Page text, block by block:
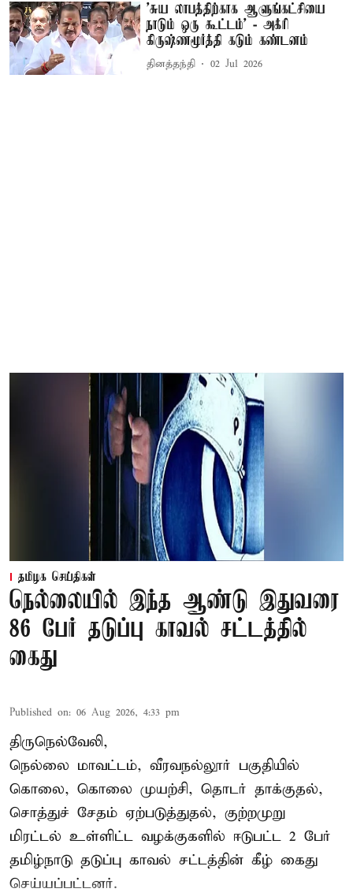
’சுய லாபத்திற்காக ஆளுங்கட்சியை
நாடும் ஒரு கூட்டம்’ - அக்ரி
கிருஷ்ணமூர்த்தி கடும் கண்டனம்
தினத்தந்தி 02 Jul 2026
தமிழக செய்திகள்
நெல்லையில் இந்த ஆண்டு இதுவரை
86 பேர் தடுப்பு காவல் சட்டத்தில்
கைது
Published on: 06 Aug 2026, 4:33 pm
திருநெல்வேலி,
நெல்லை மாவட்டம், வீரவநல்லூர் பகுதியில்
கொலை, கொலை முயற்சி, தொடர் தாக்குதல்,
சொத்துச் சேதம் ஏற்படுத்துதல், குற்றமுறு
மிரட்டல் உள்ளிட்ட வழக்குகளில் ஈடுபட்ட 2 பேர்
தமிழ்நாடு தடுப்பு காவல் சட்டத்தின் கீழ் கைது
செய்யப்பட்டனர்.